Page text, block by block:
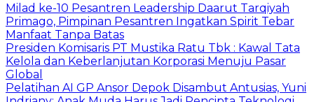
Milad ke-10 Pesantren Leadership Daarut Tarqiyah
Primago, Pimpinan Pesantren Ingatkan Spirit Tebar
Manfaat Tanpa Batas
Presiden Komisaris PT Mustika Ratu Tbk : Kawal Tata
Kelola dan Keberlanjutan Korporasi Menuju Pasar
Global
Pelatihan AI GP Ansor Depok Disambut Antusias, Yuni